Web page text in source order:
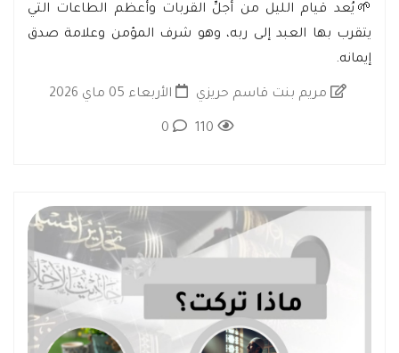
🌱يُعد قيام الليل من أجلِّ القربات وأعظم الطاعات التي
يتقرب بها العبد إلى ربه، وهو شرف المؤمن وعلامة صدق
إيمانه.
مريم بنت قاسم حريزي الأربعاء 05 ماي 2026